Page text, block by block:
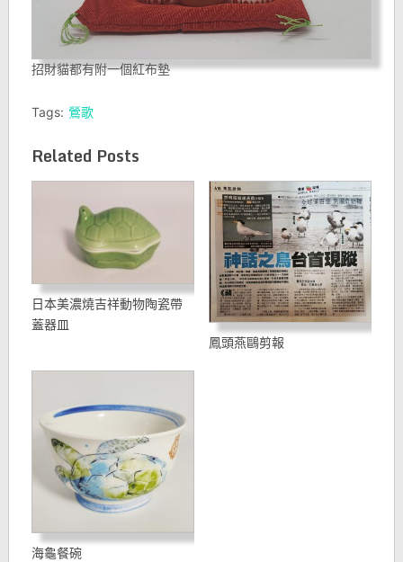
招財貓都有附一個紅布墊
Tags: 鶯歌
Related Posts
日本美濃燒吉祥動物陶瓷帶
蓋器皿
鳳頭燕鷗剪報
海龜餐碗